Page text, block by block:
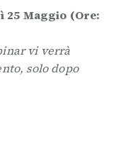
25 Maggio (Ore:
vi verrà
solo dopo